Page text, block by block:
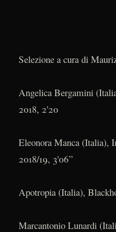
Selezione a cura di
Angelica Bergamini
2018, 2'20
Eleonora Manca (Italia),
2018/19, 3'06”
Apotropia (Italia),
Marcantonio Lunardi